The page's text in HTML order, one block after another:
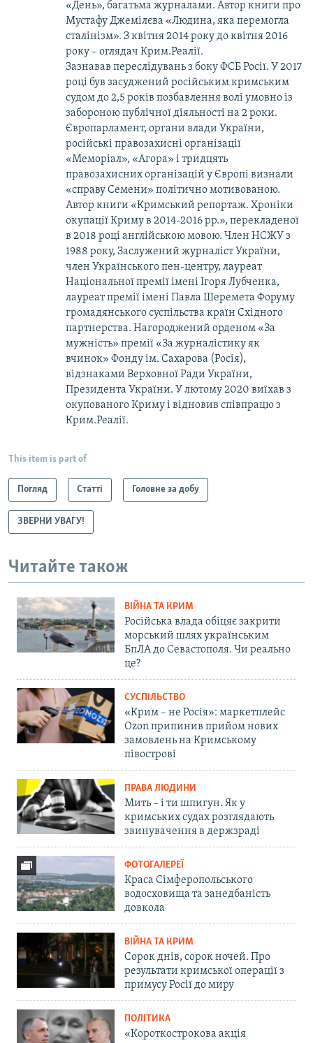
«День», багатьма журналами. Автор книги про
Мустафу Джемілєва «Людина, яка перемогла
сталінізм». З квітня 2014 року до квітня 2016
року – оглядач Крим.Реалії.
Зазнавав переслідувань з боку ФСБ Росії. У 2017
році був засуджений російським кримським
судом до 2,5 років позбавлення волі умовно із
забороною публічної діяльності на 2 роки.
Європарламент, органи влади України,
російські правозахисні організації
«Меморіал», «Агора» і тридцять
правозахисних організацій у Європі визнали
«справу Семени» політично мотивованою.
Автор книги «Кримський репортаж. Хроніки
окупації Криму в 2014-2016 рр.», перекладеної
в 2018 році англійською мовою. Член НСЖУ з
1988 року, Заслужений журналіст України,
член Українського пен-центру, лауреат
Національної премії імені Ігоря Лубченка,
лауреат премії імені Павла Шеремета Форуму
громадянського суспільства країн Східного
партнерства. Нагороджений орденом «За
мужність» премії «За журналістику як
вчинок» Фонду ім. Сахарова (Росія),
відзнаками Верховної Ради України,
Президента України. У лютому 2020 виїхав з
окупованого Криму і відновив співпрацю з
Крим.Реалії.
This item is part of
Погляд Статті Головне за добу
ЗВЕРНИ УВАГУ!
Читайте також
ВІЙНА ТА КРИМ
Російська влада обіцяє закрити
морський шлях українським
БпЛА до Севастополя. Чи реально
це?
СУСПІЛЬСТВО
«Крим – не Росія»: маркетплейс
Ozon припинив прийом нових
замовлень на Кримському
півострові
ПРАВА ЛЮДИНИ
Мить – і ти шпигун. Як у
кримських судах розглядають
звинувачення в держзраді
ФОТОГАЛЕРЕЇ
Краса Сімферопольського
водосховища та занедбаність
довкола
ВІЙНА ТА КРИМ
Сорок днів, сорок ночей. Про
результати кримської операції з
примусу Росії до миру
ПОЛІТИКА
«Короткострокова акція